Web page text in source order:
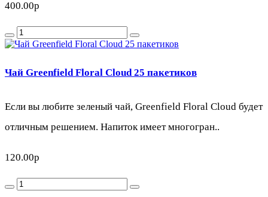
400.00р
Чай Greenfield Floral Cloud 25 пакетиков
Если вы любите зеленый чай, Greenfield Floral Cloud будет
отличным решением. Напиток имеет многогран..
120.00р